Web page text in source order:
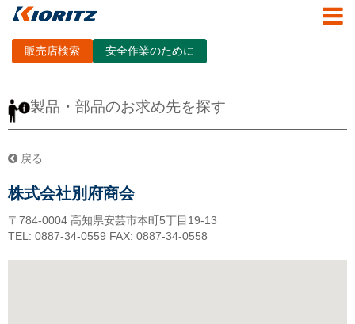
販売店検索 安全作業のために
製品・部品のお求め先を探す
戻る
株式会社別府商会
〒784-0004 高知県安芸市本町5丁目19-13
TEL: 0887-34-0559 FAX: 0887-34-0558